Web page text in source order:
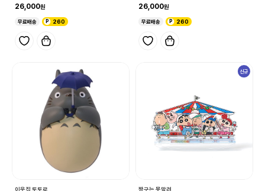
26,000
무료배송 260
26,000
무료배송 260
이웃집 토토로
신규
짱구는 못말려